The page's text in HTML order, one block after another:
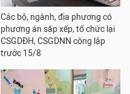
Các bộ, ngành, địa phương có
phương án sắp xếp, tổ chức lại
CSGDĐH, CSGDNN công lập
trước 15/8